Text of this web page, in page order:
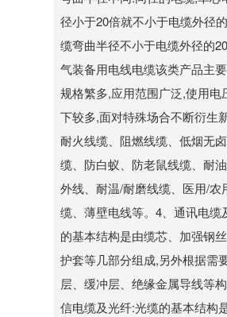
径小于20倍就不小于电缆外径
缆弯曲半径不小于电缆外径的
气装备用电线电缆该类产品主
规格繁多,应用范围广泛,使用电
下较多,面对特殊场合不断衍生
耐火线缆、阻燃线缆、低烟无
缆、防白蚁、防老鼠线缆、耐
外线、耐温/耐磨线缆、医用/农
缆、薄壁电线等。4、通讯电缆
的基本结构是由缆芯、加强钢
护套等几部分组成,另外根据需
层、缓冲层、绝缘金属导线等
信电缆及光纤:光缆的基本结构